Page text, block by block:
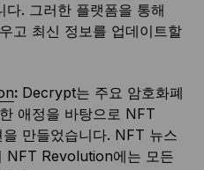
. 그러한 플랫폼을 통해
고 최신 정보를 업데이트할
: Decrypt는 주요 암호화폐
애정을 바탕으로 NFT
만들었습니다. NFT 뉴스
NFT Revolution에는 모든